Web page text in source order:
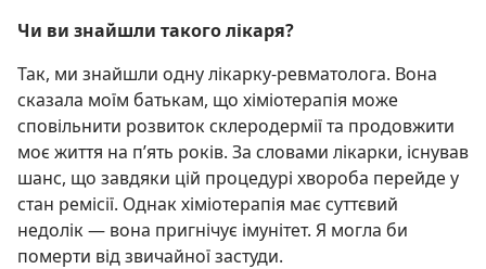
Чи ви знайшли такого лікаря?
Так, ми знайшли одну лікарку-ревматолога. Вона
сказала моїм батькам, що хіміотерапія може
сповільнити розвиток склеродермії та продовжити
моє життя на п’ять років. За словами лікарки, існував
шанс, що завдяки цій процедурі хвороба перейде у
стан ремісії. Однак хіміотерапія має суттєвий
недолік — вона пригнічує імунітет. Я могла би
померти від звичайної застуди.